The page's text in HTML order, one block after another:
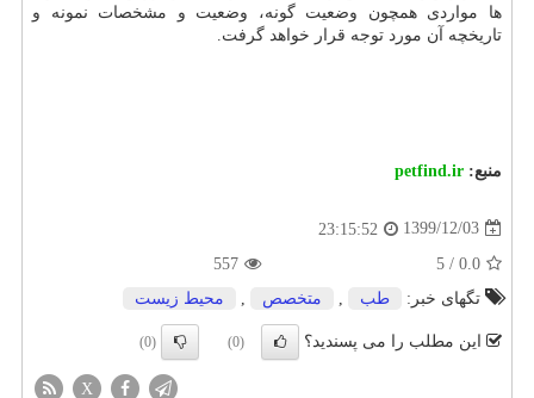
ها مواردی همچون وضعیت گونه، وضعیت و مشخصات نمونه و
تاریخچه آن مورد توجه قرار خواهد گرفت.
منبع: petfind.ir
1399/12/03
23:15:52
0.0
/
5
557
تگهای خبر:
طب متخصص محیط زیست
این مطلب را می پسندید؟ (0)
(0)
X